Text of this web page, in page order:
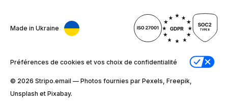
Made in Ukraine
Préférences de cookies et vos choix de confidentialité
© 2026 Stripо.email — Photos fournies par Pexels, Freepik,
Unsplash et Pixabay.